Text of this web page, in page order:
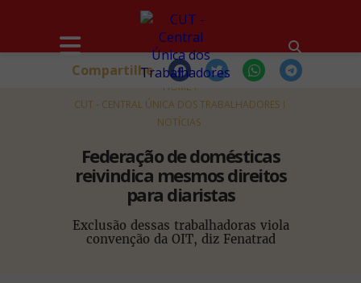
HOME
CUT - CENTRAL ÚNICA DOS TRABALHADORES
NOTÍCIAS
Federação de domésticas
reivindica mesmos direitos
para diaristas
Exclusão dessas trabalhadoras viola
convenção da OIT, diz Fenatrad
Compartilhe